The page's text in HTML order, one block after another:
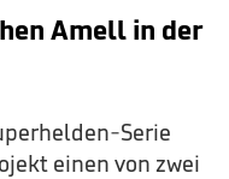
Amell in der
Serie
einen von zwei